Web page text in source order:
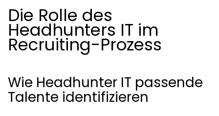
Die Rolle des
Headhunters IT im
Recruiting-Prozess
Wie Headhunter IT passende
Talente identifizieren